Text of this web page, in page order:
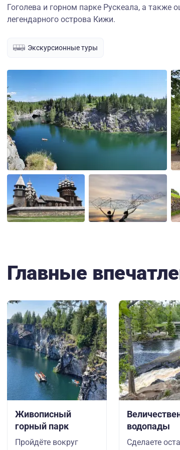
Гоголева и горном парке Рускеала, а также
легендарного острова Кижи.
Экскурсионные туры
Главные
Живописный
горный парк
Пройдёте вокруг
водопады
Сделаете